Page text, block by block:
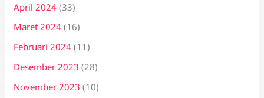
April 2024 (33)
Maret 2024 (16)
Februari 2024 (11)
Desember 2023 (28)
November 2023 (10)